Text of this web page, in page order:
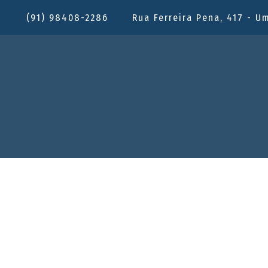
(91) 98408-2286 Rua Ferreira Pena, 417 -